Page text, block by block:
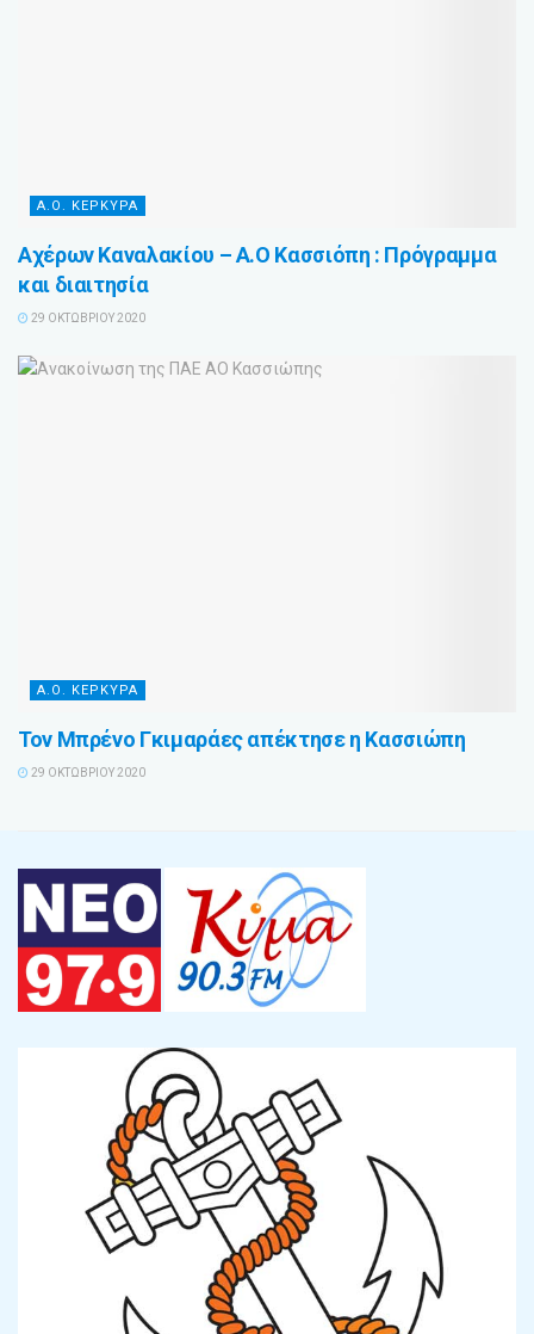
Α.Ο. ΚΕΡΚΥΡΑ
Αχέρων Καναλακίου – Α.Ο Κασσιόπη : Πρόγραμμα
και διαιτησία
29 ΟΚΤΩΒΡΊΟΥ 2020
Α.Ο. ΚΕΡΚΥΡΑ
Τον Μπρένο Γκιμαράες απέκτησε η Κασσιώπη
29 ΟΚΤΩΒΡΊΟΥ 2020